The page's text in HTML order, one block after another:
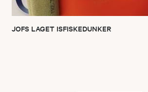
JOFS LAGET ISFISKEDUNKER